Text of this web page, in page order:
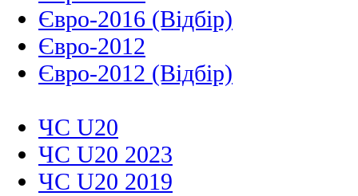
Євро-2016 (Відбір)
Євро-2012
Євро-2012 (Відбір)
ЧС U20
ЧС U20 2023
ЧС U20 2019